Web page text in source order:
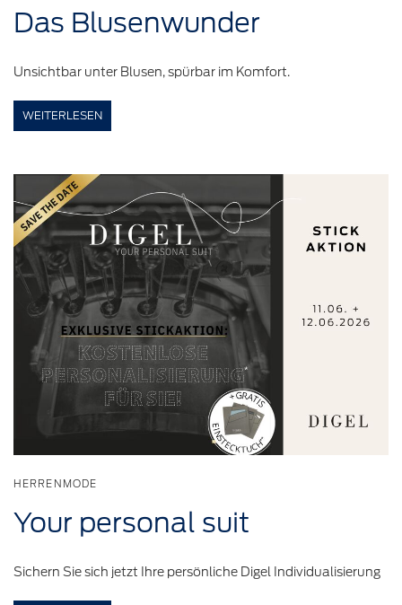
Das Blusenwunder
Unsichtbar unter Blusen, spürbar im Komfort.
WEITERLESEN
HERRENMODE
Your personal suit
Sichern Sie sich jetzt Ihre persönliche Digel Individualisierung